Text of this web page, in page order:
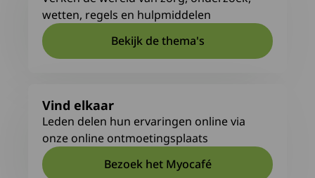
wetten, regels en hulpmiddelen
Bekijk de thema's
Vind elkaar
Leden delen hun ervaringen online via
onze online ontmoetingsplaats
Bezoek het Myocafé
Deze link leidt naar een